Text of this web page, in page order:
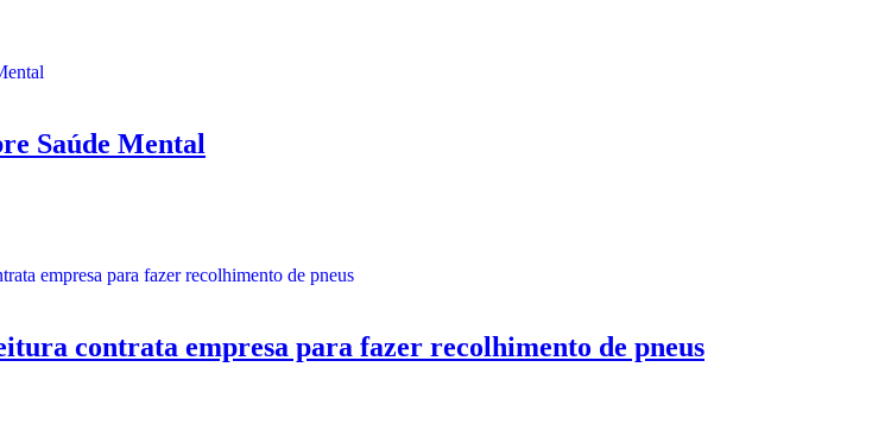
Saúde Mental
contrata empresa para fazer recolhimento de pneus